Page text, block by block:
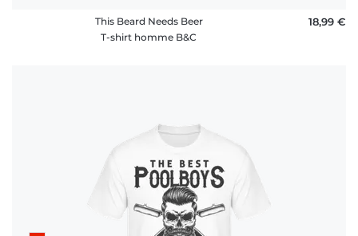
This Beard Needs Beer
T-shirt homme B&C
18,99 €